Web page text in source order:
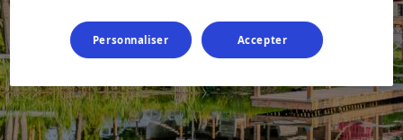
Personnaliser Accepter